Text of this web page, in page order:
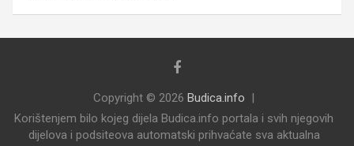
Copyright © 2026 Budica.info
Korištenjem bilo kojeg dijela Budica.info portala i svih njegovih
dijelova i podsiteova automatski prihvaćate sva aktualna